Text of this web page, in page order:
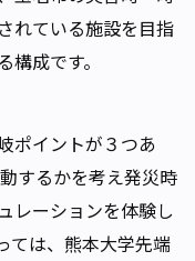
れている施設を目指
成です。
ポイントが３つあ
するかを考え発災時
レーションを体験し
ては、熊本大学先端